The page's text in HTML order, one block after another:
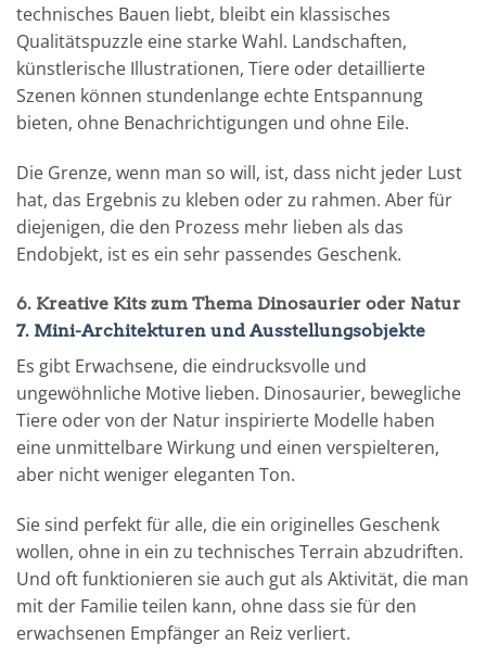
technisches Bauen liebt, bleibt ein klassisches
Qualitätspuzzle eine starke Wahl. Landschaften,
künstlerische Illustrationen, Tiere oder detaillierte
Szenen können stundenlange echte Entspannung
bieten, ohne Benachrichtigungen und ohne Eile.
Die Grenze, wenn man so will, ist, dass nicht jeder Lust
hat, das Ergebnis zu kleben oder zu rahmen. Aber für
diejenigen, die den Prozess mehr lieben als das
Endobjekt, ist es ein sehr passendes Geschenk.
6. Kreative Kits zum Thema Dinosaurier oder Natur
7. Mini-Architekturen und Ausstellungsobjekte
Es gibt Erwachsene, die eindrucksvolle und
ungewöhnliche Motive lieben. Dinosaurier, bewegliche
Tiere oder von der Natur inspirierte Modelle haben
eine unmittelbare Wirkung und einen verspielteren,
aber nicht weniger eleganten Ton.
Sie sind perfekt für alle, die ein originelles Geschenk
wollen, ohne in ein zu technisches Terrain abzudriften.
Und oft funktionieren sie auch gut als Aktivität, die man
mit der Familie teilen kann, ohne dass sie für den
erwachsenen Empfänger an Reiz verliert.